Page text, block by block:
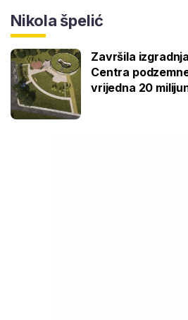
Nikola špelić
Završila
Centra
vrijedna 20